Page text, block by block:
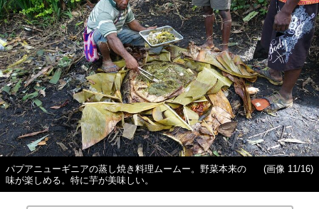
パプアニューギニアの蒸し焼き料理ムームー。野菜本来の
味が楽しめる。特に芋が美味しい。
(画像 11/16)